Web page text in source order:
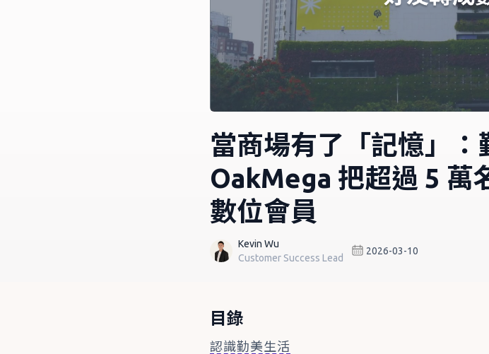
當商場有了「記憶」：
OakMega 把超過 5 萬
數位會員
Kevin Wu
Customer Success Lead
2026-03-10
目錄
認識勤美生活